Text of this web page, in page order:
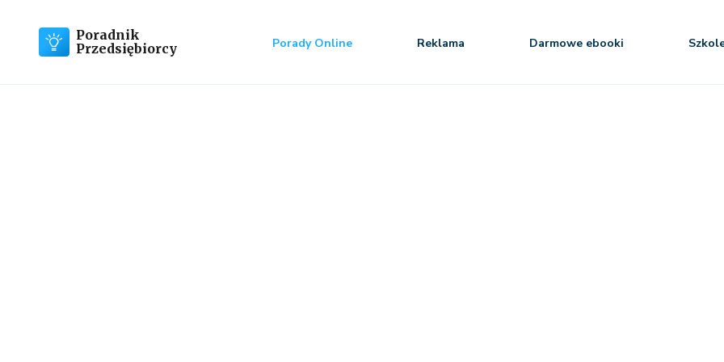
Poradnik
Przedsiębiorcy
Porady Online Reklama Darmowe ebooki